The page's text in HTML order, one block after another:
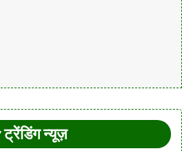
ट्रेंडिंग न्यूज़